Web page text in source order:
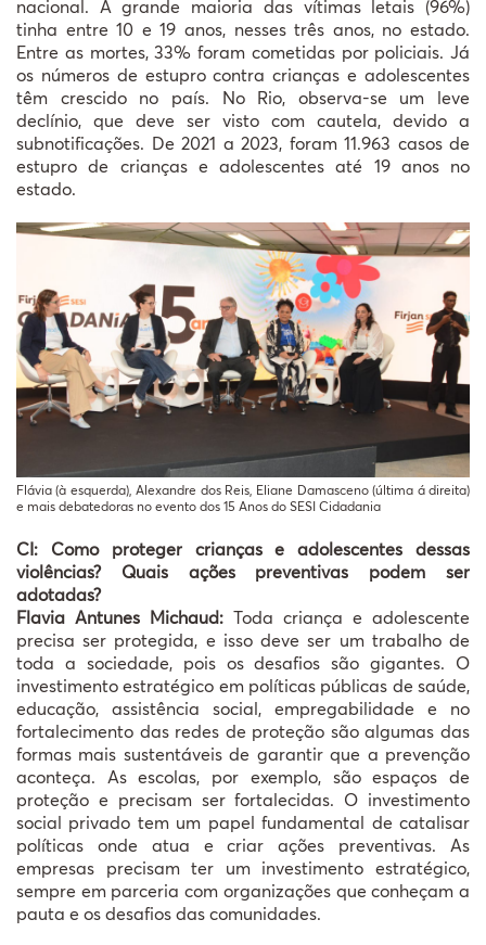
nacional. A grande maioria das vítimas letais (96%)
tinha entre 10 e 19 anos, nesses três anos, no estado.
Entre as mortes, 33% foram cometidas por policiais. Já
os números de estupro contra crianças e adolescentes
têm crescido no país. No Rio, observa-se um leve
declínio, que deve ser visto com cautela, devido a
subnotificações. De 2021 a 2023, foram 11.963 casos de
estupro de crianças e adolescentes até 19 anos no
estado.
Flávia (à esquerda), Alexandre dos Reis, Eliane Damasceno (última á direita)
e mais debatedoras no evento dos 15 Anos do SESI Cidadania
CI: Como proteger crianças e adolescentes dessas
violências? Quais ações preventivas podem ser
adotadas?
Flavia Antunes Michaud: Toda criança e adolescente
precisa ser protegida, e isso deve ser um trabalho de
toda a sociedade, pois os desafios são gigantes. O
investimento estratégico em políticas públicas de saúde,
educação, assistência social, empregabilidade e no
fortalecimento das redes de proteção são algumas das
formas mais sustentáveis de garantir que a prevenção
aconteça. As escolas, por exemplo, são espaços de
proteção e precisam ser fortalecidas. O investimento
social privado tem um papel fundamental de catalisar
políticas onde atua e criar ações preventivas. As
empresas precisam ter um investimento estratégico,
sempre em parceria com organizações que conheçam a
pauta e os desafios das comunidades.